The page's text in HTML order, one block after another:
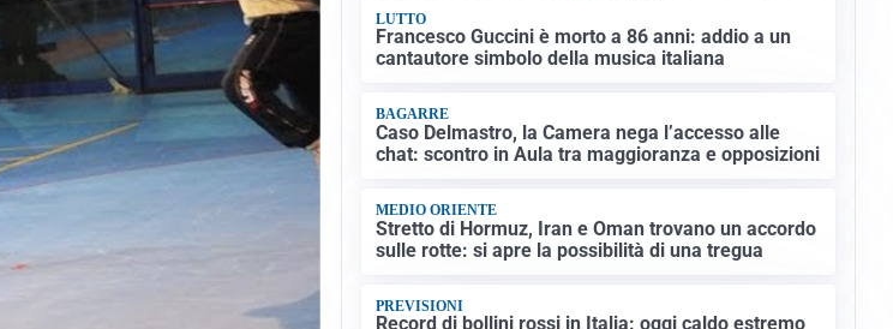
LUTTO
Francesco Guccini è morto a 86 anni: addio a un
cantautore simbolo della musica italiana
BAGARRE
Caso Delmastro, la Camera nega l’accesso alle
chat: scontro in Aula tra maggioranza e opposizioni
MEDIO ORIENTE
Stretto di Hormuz, Iran e Oman trovano un accordo
sulle rotte: si apre la possibilità di una tregua
PREVISIONI
Record di bollini rossi in Italia: oggi caldo estremo